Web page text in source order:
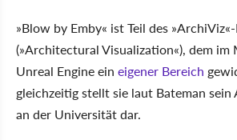
»Blow by Emby« ist Teil des
(»Architectural Visualization«), dem im
Unreal Engine ein eigener Bereich
gleichzeitig stellt sie laut Bateman
an der Universität dar.